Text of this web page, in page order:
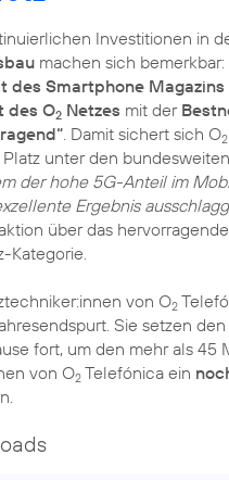
Investitionen in
machen sich bemerkbar:
des Smartphone Magazins
des O2 Netzes mit der
. Damit sichert sich O2
unter den
der hohe 5G-Anteil im
Ergebnis
über das
Kategorie.
von O2
Sie setzen den
fort, um den mehr als 45
von O2 Telefónica ein